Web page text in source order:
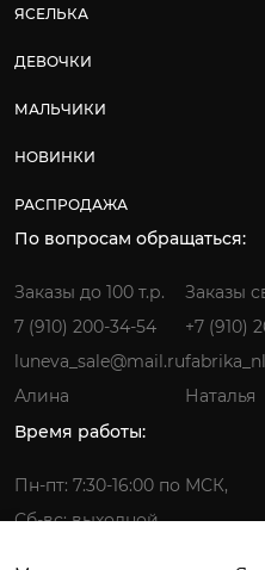
ЯСЕЛЬКА
ДЕВОЧКИ
МАЛЬЧИКИ
НОВИНКИ
РАСПРОДАЖА
По вопросам обращаться:
Заказы до 100 т.р.
7 (910) 200-34-54
luneva_sale@mail.ru
Алина
Заказы
+7 (910)
Наталья
Время работы:
Пн-пт: 7:30-16:00 по МСК,
Сб-вс: выходной